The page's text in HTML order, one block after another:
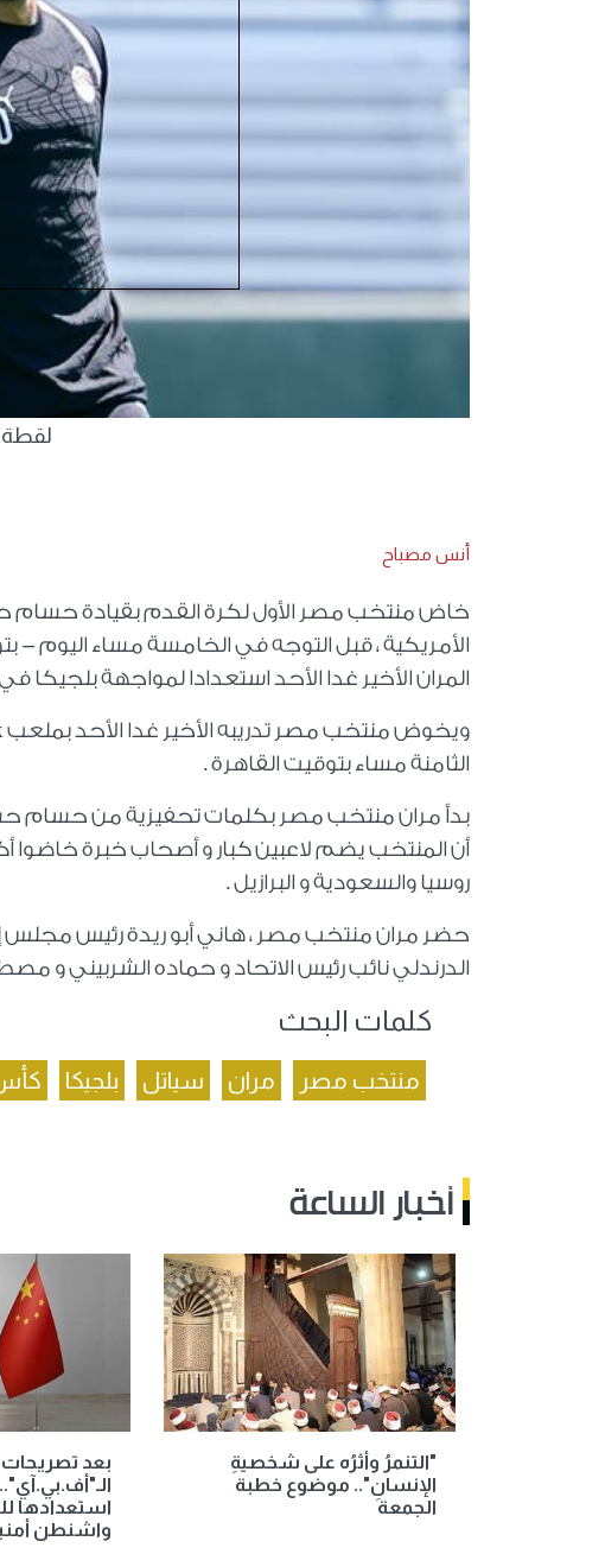
لقطة
أنس مصباح
خاض منتخب مصر الأول لكرة القدم بقيادة حسام
الأمريكية ، قبل التوجه في الخامسة مساء اليوم
المران الأخير غدا الأحد استعدادا لمواجهة بلجيكا في
الثامنة مساء بتوقيت القاهرة .
بدأ مران منتخب مصر بكلمات تحفيزية من حسام
أن المنتخب يضم لاعبين كبار و أصحاب خبرة خاضوا
روسيا والسعودية و البرازيل .
حضر مران منتخب مصر ، هاني أبو ريدة رئيس مجلس
الدرندلي نائب رئيس الاتحاد و حماده الشربيني و
كلمات البحث
منتخب مصر مران سياتل بلجيكا كأس
أخبار الساعة
"التنمرُ وأثرُه على شخصيةِ
الإنسانِ".. موضوع خطبة
الجمعة
بعد تصريحات
استعدادها
واشنطن